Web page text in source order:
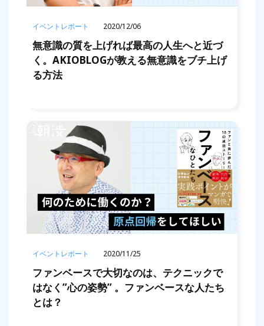
イベントレポート 2020/12/06
無意識の質を上げれば最高の人生へと近づ
く。AKIOBLOGが教える無意識をブチ上げ
る方法
イベントレポート 2020/11/25
ファンベースで大切なのは、テクニックで
はなく”心の姿勢” 。ファンベースな人たち
とは？